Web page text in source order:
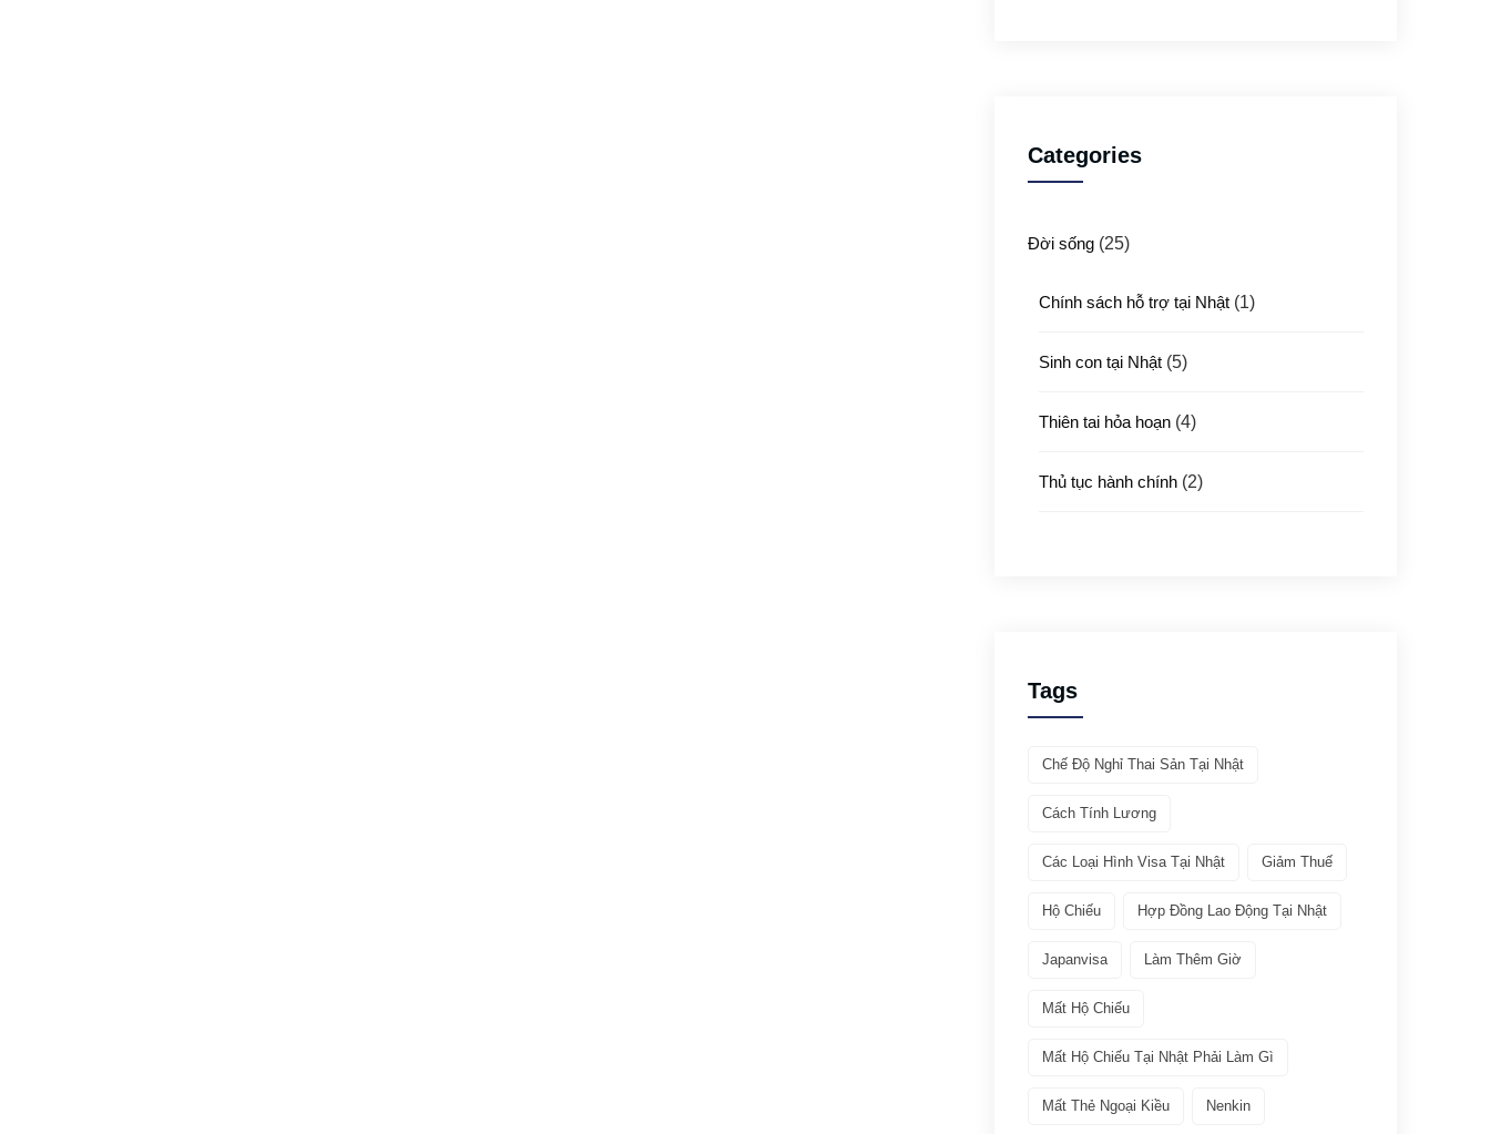
Categories
Đời sống (25)
Chính sách hỗ trợ tại Nhật (1)
Sinh con tại Nhật (5)
Thiên tai hỏa hoạn (4)
Thủ tục hành chính (2)
Văn hóa & Du lịch
(19)
Bảo hiểm
Các ngành nghề quay lại Tokutei Gino
Tags
Chế Độ Nghỉ Thai Sản Tại Nhật
Cách Tính Lương
Các Loại Hình Visa Tại Nhật Giảm Thuế
Hộ Chiếu Hợp Đồng Lao Động Tại Nhật
Japanvisa Làm Thêm Giờ
Mất Hộ Chiếu
Mất Hộ Chiếu Tại Nhật Phải Làm Gì
Mất Thẻ Ngoại Kiều Nenkin